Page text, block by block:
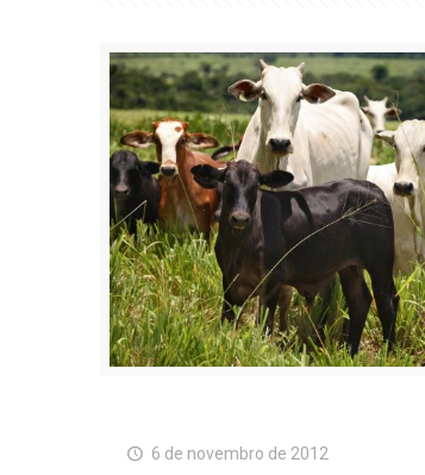
6 de novembro de 2012